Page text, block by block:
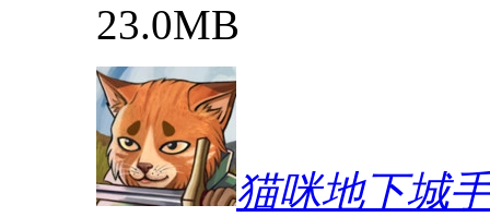
23.0MB
猫咪地下城